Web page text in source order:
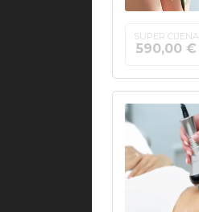
SUPER CIJENA
590,00 €